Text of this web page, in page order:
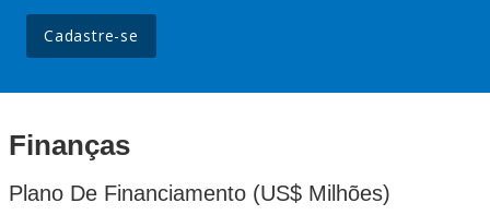
Cadastre-se
Finanças
Plano De Financiamento (US$ Milhões)